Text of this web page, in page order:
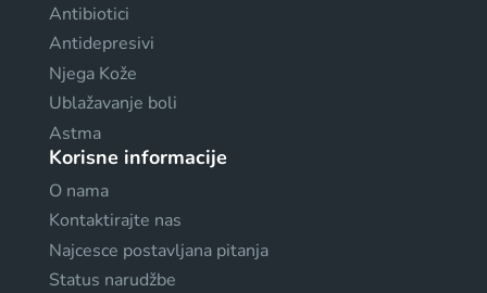
Antibiotici
Antidepresivi
Njega Kože
Ublažavanje boli
Astma
Korisne informacije
O nama
Kontaktirajte nas
Najcesce postavljana pitanja
Status narudžbe